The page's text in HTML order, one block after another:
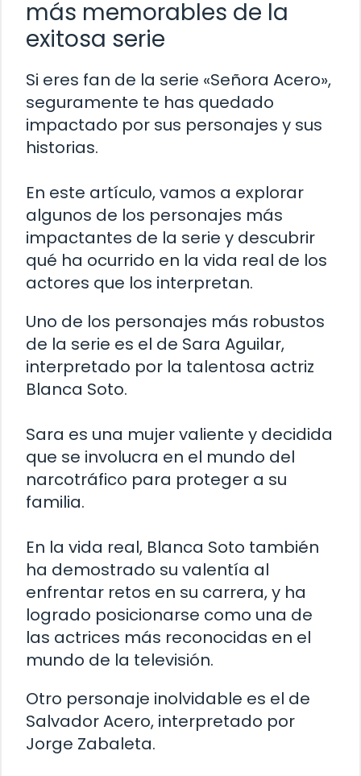
más memorables de la
exitosa serie
Si eres fan de la serie «Señora Acero»,
seguramente te has quedado
impactado por sus personajes y sus
historias.
En este artículo, vamos a explorar
algunos de los personajes más
impactantes de la serie y descubrir
qué ha ocurrido en la vida real de los
actores que los interpretan.
Uno de los personajes más robustos
de la serie es el de Sara Aguilar,
interpretado por la talentosa actriz
Blanca Soto.
Sara es una mujer valiente y decidida
que se involucra en el mundo del
narcotráfico para proteger a su
familia.
En la vida real, Blanca Soto también
ha demostrado su valentía al
enfrentar retos en su carrera, y ha
logrado posicionarse como una de
las actrices más reconocidas en el
mundo de la televisión.
Otro personaje inolvidable es el de
Salvador Acero, interpretado por
Jorge Zabaleta.